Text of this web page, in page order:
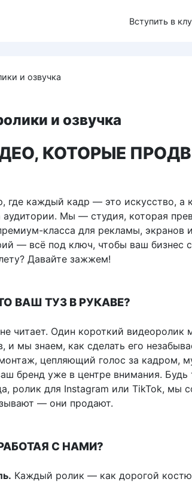
Вступить в
и озвучка
и озвучка
КОТОРЫЕ
где каждый кадр — это искусство, а
Мы — студия, которая
класса для рекламы, экранов
— всё под ключ, чтобы ваш бизнес
Давайте зажжем!
ВАШ ТУЗ В РУКАВЕ?
читает. Один короткий видеоролик
и мы знаем, как сделать его
цепляющий голос за кадром,
бренд уже в центре внимания. Будь
ролик для Instagram или TikTok, мы
— они продают.
С НАМИ?
Каждый ролик — как дорогой